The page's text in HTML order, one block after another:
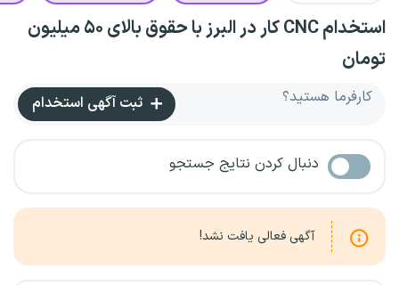
استخدام CNC کار در البرز با حقوق بالای ۵۰ میلیون
تومان
کارفرما هستید؟ ثبت آگهی استخدام
دنبال کردن نتایج جستجو
آگهی فعالی یافت نشد!